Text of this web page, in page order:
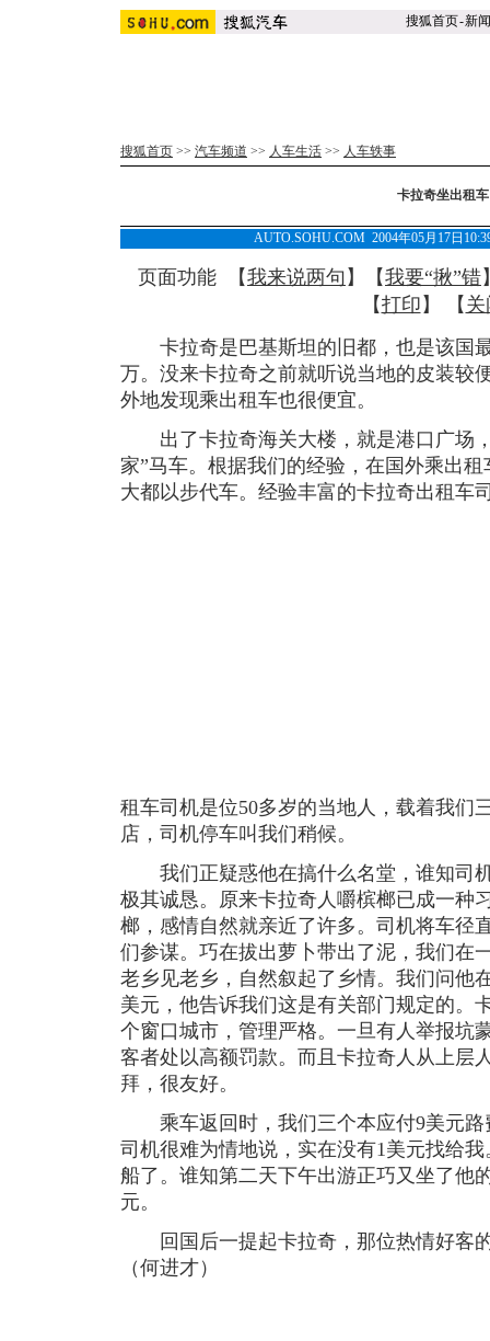
搜狐首页-新闻
搜狐首页 >> 汽车频道 >> 人车生活 >> 人车轶事
卡拉奇坐出租车
AUTO.SOHU.COM 2004年05月17日
页面功能 【我来说两句 】【我要“揪”错
【打印 】 【 关
卡拉奇是巴基斯坦的旧都，也是该国
万。没来卡拉奇之前就听说当地的皮装较
外地发现乘出租车也很便宜。
出了卡拉奇海关大楼，就是港口广场
家”马车。根据我们的经验，在国外乘出
大都以步代车。经验丰富的卡拉奇出租车
租车司机是位50多岁的当地人，载着我们
店，司机停车叫我们稍候。
我们正疑惑他在搞什么名堂，谁知司
极其诚恳。原来卡拉奇人嚼槟榔已成一种
榔，感情自然就亲近了许多。司机将车径
们参谋。巧在拔出萝卜带出了泥，我们在
老乡见老乡，自然叙起了乡情。我们问他
美元，他告诉我们这是有关部门规定的。
个窗口城市，管理严格。一旦有人举报坑
客者处以高额罚款。而且卡拉奇人从上层
拜，很友好。
乘车返回时，我们三个本应付9美元路
司机很难为情地说，实在没有1美元找给
船了。谁知第二天下午出游正巧又坐了他
元。
回国后一提起卡拉奇，那位热情好客
（何进才）